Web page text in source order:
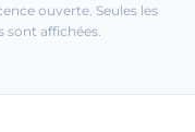
ouverte. Seules les
sont affichées.